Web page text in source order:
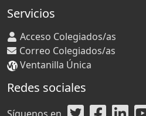
Servicios
Acceso Colegiados/as
Correo Colegiados/as
Ventanilla Única
Redes sociales